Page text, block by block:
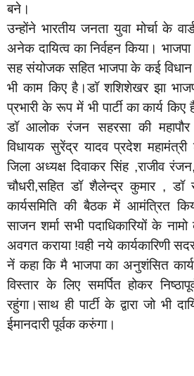
बने।
उन्होंने भारतीय जनता युवा मोर्चा के
अनेक दायित्व का निर्वहन किया।
सह संयोजक सहित भाजपा के कई
भी काम किए है।डॉ शशिशेखर झा
प्रभारी के रूप में भी पार्टी का कार्य
डॉ आलोक रंजन सहरसा की महापौर
विधायक सुरेंद्र यादव प्रदेश महामंत्री
जिला अध्यक्ष दिवाकर सिंह ,राजीव
चौधरी,सहित डॉ शैलेन्द्र कुमार , डॉ
कार्यसमिति की बैठक में आमंत्रित
साजन शर्मा सभी पदाधिकारियों के
अवगत कराया !वही नये कार्यकारिणी
नें कहा कि मै भाजपा का अनुशंसित
विस्तार के लिए समर्पित होकर
रहुंगा।साथ ही पार्टी के द्वारा जो भी
ईमानदारी पूर्वक करुंगा।